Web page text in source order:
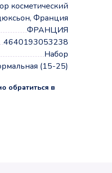
косметический
Франция
ФРАНЦИЯ
4640193053238
Набор
(15-25)
обратиться в